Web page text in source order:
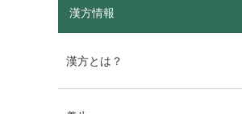
漢方情報
漢方とは？